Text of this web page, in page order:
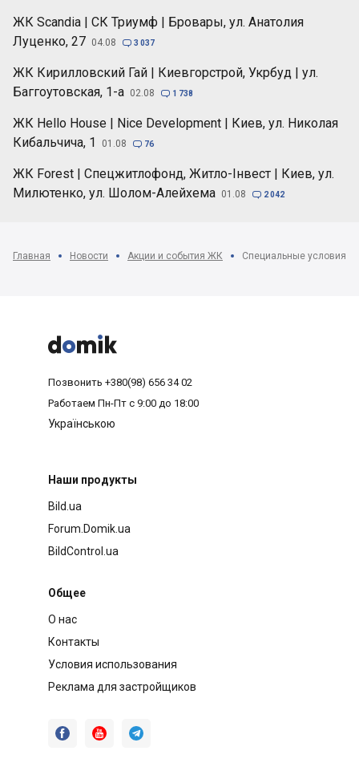
ЖК Scandia | СК Триумф | Бровары, ул. Анатолия
Луценко, 27 04.08  3 037
ЖК Кирилловский Гай | Киевгорстрой, Укрбуд | ул.
Баггоутовская, 1-а 02.08  1 738
ЖК Hello House | Nice Development | Киев, ул. Николая
Кибальчича, 1
01.08  76
ЖК Forest | Спецжитлофонд, Житло-Інвест | Киев, ул.
Милютенко, ул. Шолом-Алейхема 01.08  2 042
Главная Новости Акции и события ЖК Специальные условия



Позвонить +380(98) 656 34 02
Работаем Пн-Пт с 9:00 до 18:00
Українською
Наши продукты
Bild.ua
Forum.Domik.ua
BildControl.ua
Общее
О нас
Контакты
Условия использования
Реклама для застройщиков
  